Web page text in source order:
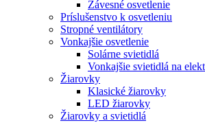
Závesné osvetlenie
Príslušenstvo k osvetleniu
Stropné ventilátory
Vonkajšie osvetlenie
Solárne svietidlá
Vonkajšie svietidlá na
Žiarovky
Klasické žiarovky
LED žiarovky
Žiarovky a svietidlá